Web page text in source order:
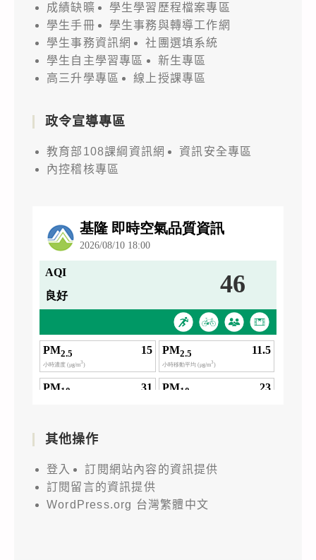
成績缺曠
學生學習歷程檔案專區
學生手冊
學生事務與轉導工作網
學生事務資訊網
社團選填系統
學生自主學習專區
新生專區
高三升學專區
線上授課專區
政令宣導專區
教育部108課綱資訊網
資訊安全專區
內控稽核專區
其他操作
登入
訂閱網站內容的資訊提供
訂閱留言的資訊提供
WordPress.org 台灣繁體中文